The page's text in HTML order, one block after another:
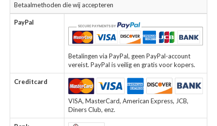
Betaalmethoden die wij accepteren
PayPal
Betalingen via PayPal, geen PayPal-account
vereist. PayPal is veilig en gratis voor kopers.
Creditcard
VISA, MasterCard, American Express, JCB,
Diners Club, enz.